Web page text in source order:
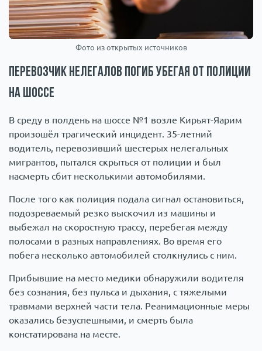
Фото из открытых источников
Перевозчик нелегалов погиб убегая от полиции
на шоссе
В среду в полдень на шоссе №1 возле Кирьят-Яарим
произошёл трагический инцидент. 35-летний
водитель, перевозивший шестерых нелегальных
мигрантов, пытался скрыться от полиции и был
насмерть сбит несколькими автомобилями.
После того как полиция подала сигнал остановиться,
подозреваемый резко выскочил из машины и
выбежал на скоростную трассу, перебегая между
полосами в разных направлениях. Во время его
побега несколько автомобилей столкнулись с ним.
Прибывшие на место медики обнаружили водителя
без сознания, без пульса и дыхания, с тяжелыми
травмами верхней части тела. Реанимационные меры
оказались безуспешными, и смерть была
констатирована на месте.